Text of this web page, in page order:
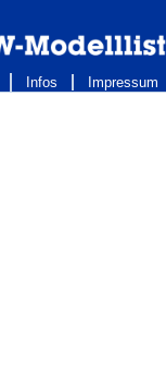
Infos Impressum